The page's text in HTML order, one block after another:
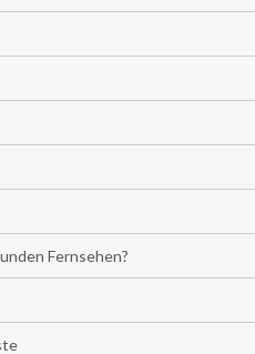
Fernsehen?